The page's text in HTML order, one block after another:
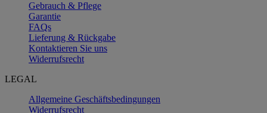
Gebrauch & Pflege
Garantie
FAQs
Lieferung & Rückgabe
Kontaktieren Sie uns
Widerrufsrecht
LEGAL
Allgemeine Geschäftsbedingungen
Widerrufsrecht